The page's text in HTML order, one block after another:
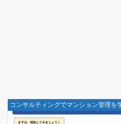
コンサルティングでマンション管理を